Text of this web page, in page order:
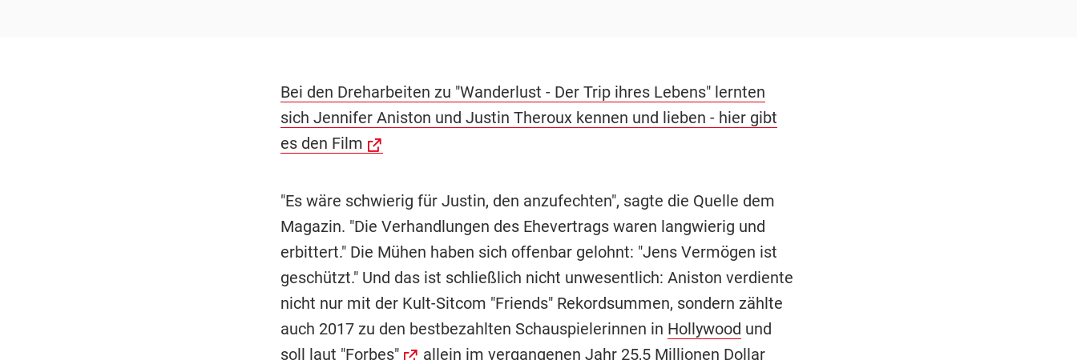
Bei den Dreharbeiten zu "Wanderlust - Der Trip ihres Lebens" lernten
sich Jennifer Aniston und Justin Theroux kennen und lieben - hier gibt
es den Film
"Es wäre schwierig für Justin, den anzufechten", sagte die Quelle dem
Magazin. "Die Verhandlungen des Ehevertrags waren langwierig und
erbittert." Die Mühen haben sich offenbar gelohnt: "Jens Vermögen ist
geschützt." Und das ist schließlich nicht unwesentlich: Aniston verdiente
nicht nur mit der Kult-Sitcom "Friends" Rekordsummen, sondern zählte
auch 2017 zu den bestbezahlten Schauspielerinnen in Hollywood und
soll laut "Forbes" allein im vergangenen Jahr 25,5 Millionen Dollar